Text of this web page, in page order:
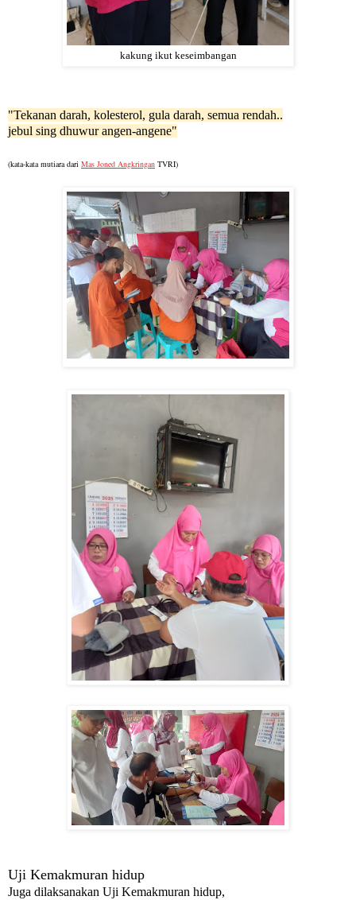
kakung ikut keseimbangan
"Tekanan darah, kolesterol, gula darah, semua rendah..
jebul sing dhuwur angen-angene"
(kata-kata mutiara dari Mas Joned Angkringan TVRI)
Uji Kemakmuran hidup
Juga dilaksanakan Uji Kemakmuran hidup,